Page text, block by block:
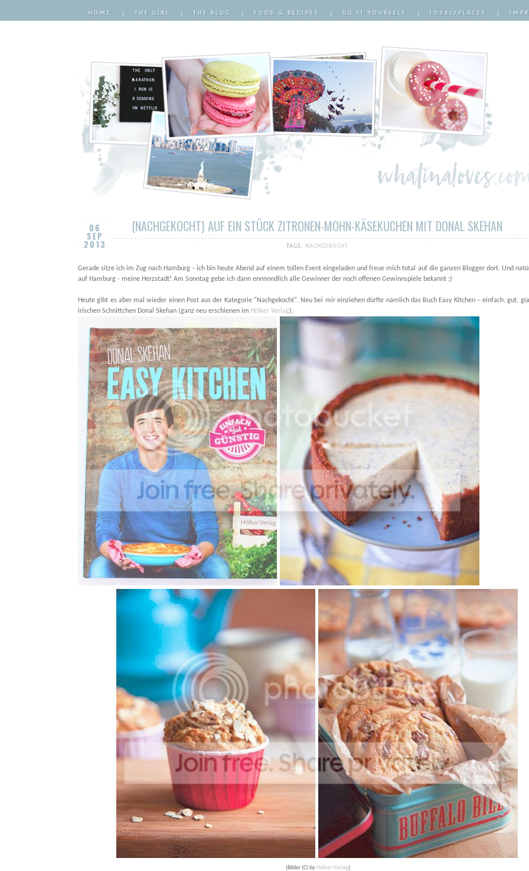
HOME THE GIRL THE BLOG FOOD & RECIPES DO IT YOURSELF LOVELYPLACES
{NACHGEKOCHT} AUF EIN STÜCK ZITRONEN-MOHN-KÄSEKUCHEN MIT DONAL SKEHAN
06
SEP
2013 TAGS: NACHGEKOCHT
Gerade sitze ich im Zug nach Hamburg - ich bin heute Abend auf einem tollen Event eingeladen und freue mich total auf die ganzen Blogger dort. Und
auf Hamburg - meine Herzstadt! Am Sonntag gebe ich dann ennnnndlich alle Gewinner der noch offenen Gewinnspiele bekannt ;)
Heute gibt es aber mal wieder einen Post aus der Kategorie "Nachgekocht". Neu bei mir einziehen dürfte nämlich das Buch Easy Kitchen – einfach, gut,
irischen Schnittchen Donal Skehan (ganz neu erschienen im Hölker Verlag).
{Bilder (C) by Hölker Verlag}